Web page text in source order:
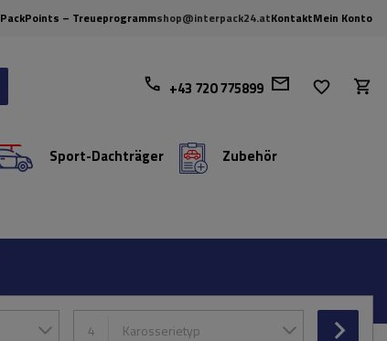
PackPoints – Treueprogrammshop@interpack24.atKontaktMein Konto
+43 720 775899
Sport-Dachträger Zubehör
4 Karosserietyp